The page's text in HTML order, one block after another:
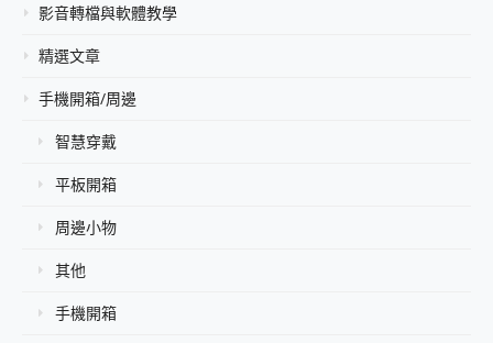
影音轉檔與軟體教學
精選文章
手機開箱/周邊
智慧穿戴
平板開箱
周邊小物
其他
手機開箱